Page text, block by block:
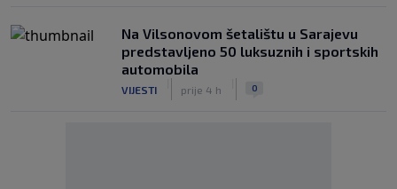
Na Vilsonovom šetalištu u Sarajevu
predstavljeno 50 luksuznih i sportskih
automobila
VIJESTI prije 4 h 0